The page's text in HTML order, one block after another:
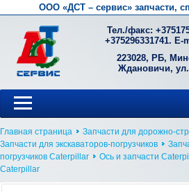
ООО «ДСТ – сервис» запчасти,
Тел./факс: +
+375296331741. E-
223028, РБ,
Ждановичи,
Главная страница
Запчасти для дорожно-
Запчасти для экскаваторов-погрузчиков
погрузчиков Caterpillar
Ось и запчасти
Caterpillar